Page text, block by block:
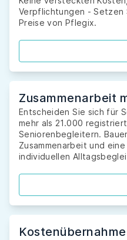
Verpflichtungen - Setzen
Preise von Pflegix.
Zusammenarbeit
Entscheiden Sie sich für
mehr als 21.000
Seniorenbegleitern.
Zusammenarbeit und
individuellen